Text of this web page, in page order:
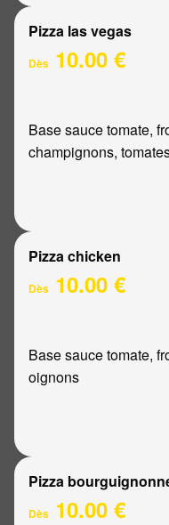
Pizza las vegas
Dès 10.00 €
Base sauce tomate,
champignons,
Pizza chicken
Dès 10.00 €
Base sauce tomate,
oignons
Pizza
Dès 10.00 €